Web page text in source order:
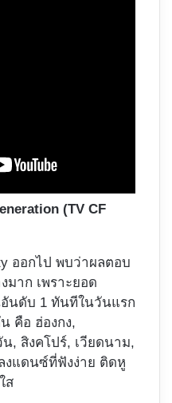
(TV CF
ออกไป พบว่าผลตอบ
มาก เพราะยอด
นดับ 1 ทันทีในวันแรก
คือ ฮ่องกง,
, สิงคโปร์, เวียดนาม,
งแดนซ์ที่ฟังง่าย ติดหู
ส